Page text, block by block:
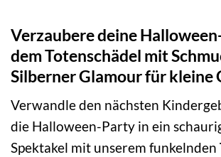
Verzaubere deine
dem Totenschädel mit
Silberner Glamour für kleine
Verwandle den nächsten
die Halloween-Party in ein
Spektakel mit unserem funkelnden